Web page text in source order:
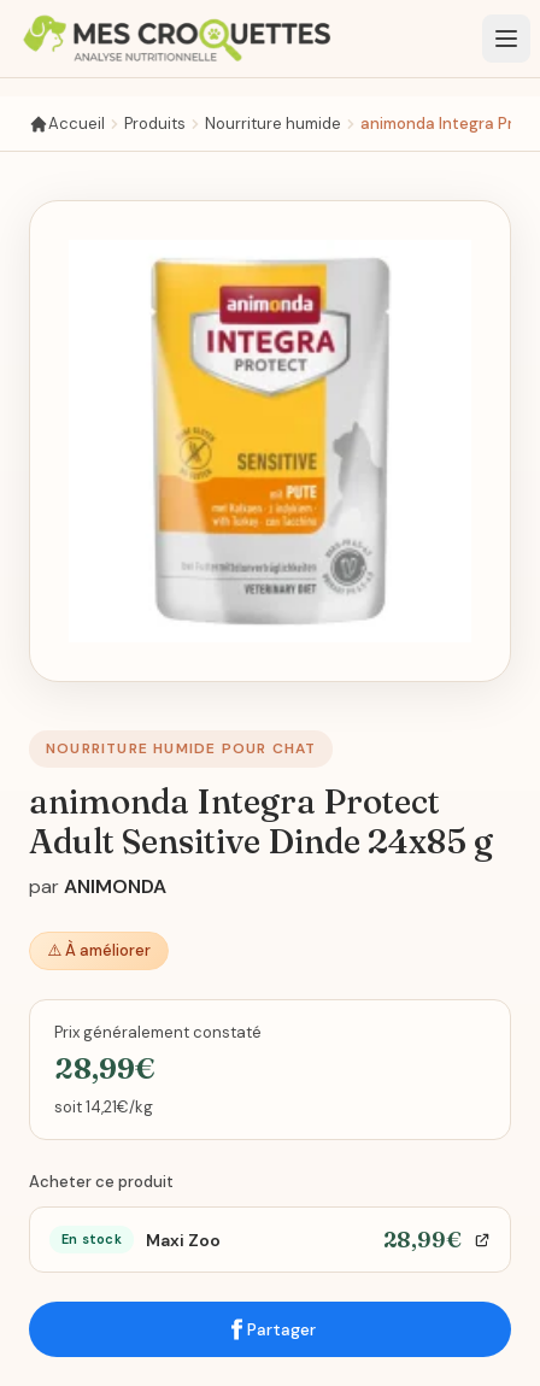
Aller au contenu principal
Accueil Produits Nourriture humide animonda Integra
NOURRITURE HUMIDE POUR CHAT
animonda Integra Protect
Adult Sensitive Dinde 24x85 g
parANIMONDA
⚠️ À améliorer
Prix généralement constaté
28,99€
soit 14,21€/kg
Acheter ce produit
En stock Maxi Zoo 28,99€
Partager